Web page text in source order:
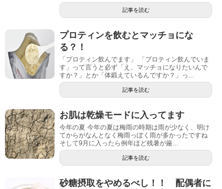
記事を読む
プロティンを飲むとマッチョにな
る？！
「プロティン飲んでます」 「プロティン飲んでいま
す」って言うと必ず「え、マッチョになりたいんで
すか？」とか「体鍛えているんですか？」っ...
記事を読む
お肌は乾燥モードに入ってます
今年の夏 今年の夏は梅雨の時期は雨が少なく、明け
てからがなんとなく梅雨っぽく雨が多かったですね
そして9月に入ったら例年ほど残暑が厳...
記事を読む
砂糖摂取をやめるべし！！ 配偶者に